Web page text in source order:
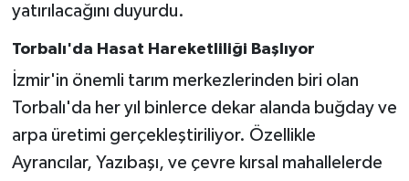
yatırılacağını duyurdu.
Torbalı'da Hasat Hareketliliği Başlıyor
İzmir'in önemli tarım merkezlerinden biri olan
Torbalı'da her yıl binlerce dekar alanda buğday ve
arpa üretimi gerçekleştiriliyor. Özellikle
Ayrancılar, Yazıbaşı, ve çevre kırsal mahallelerde